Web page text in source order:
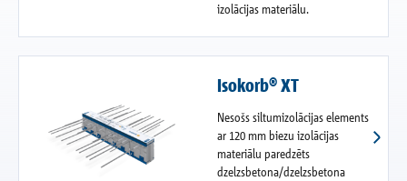
izolācijas materiālu.
Isokorb® XT
Nesošs siltumizolācijas elements
ar 120 mm biezu izolācijas
materiālu paredzēts
dzelzsbetona/dzelzsbetona